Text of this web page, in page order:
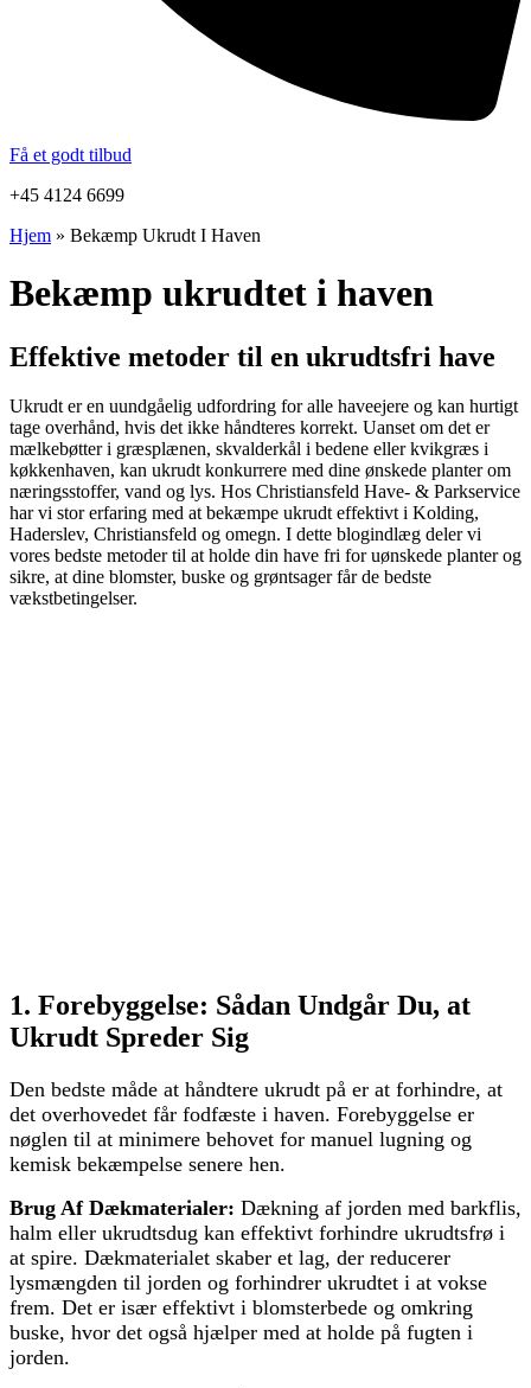
Få et godt tilbud
+45 4124 6699
Hjem » Bekæmp Ukrudt I Haven
Bekæmp ukrudtet i haven
Effektive metoder til en ukrudtsfri have
Ukrudt er en uundgåelig udfordring for alle haveejere og kan hurtigt
tage overhånd, hvis det ikke håndteres korrekt. Uanset om det er
mælkebøtter i græsplænen, skvalderkål i bedene eller kvikgræs i
køkkenhaven, kan ukrudt konkurrere med dine ønskede planter om
næringsstoffer, vand og lys. Hos Christiansfeld Have- & Parkservice
har vi stor erfaring med at bekæmpe ukrudt effektivt i Kolding,
Haderslev, Christiansfeld og omegn. I dette blogindlæg deler vi
vores bedste metoder til at holde din have fri for uønskede planter og
sikre, at dine blomster, buske og grøntsager får de bedste
vækstbetingelser.
1. Forebyggelse: Sådan Undgår Du, at
Ukrudt Spreder Sig
Den bedste måde at håndtere ukrudt på er at forhindre, at
det overhovedet får fodfæste i haven. Forebyggelse er
nøglen til at minimere behovet for manuel lugning og
kemisk bekæmpelse senere hen.
Brug Af Dækmaterialer: Dækning af jorden med barkflis,
halm eller ukrudtsdug kan effektivt forhindre ukrudtsfrø i
at spire. Dækmaterialet skaber et lag, der reducerer
lysmængden til jorden og forhindrer ukrudtet i at vokse
frem. Det er især effektivt i blomsterbede og omkring
buske, hvor det også hjælper med at holde på fugten i
jorden.